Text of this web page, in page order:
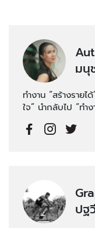
มนุ
ทำงาน “สร้างรายไ
ใจ” นำกลับไป “ทำง
ปฐ